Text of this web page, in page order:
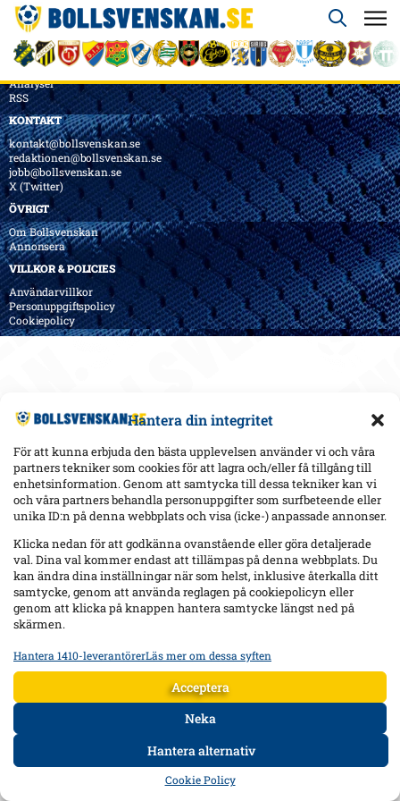
Hantera din integritet
För att kunna erbjuda den bästa upplevelsen använder vi och våra
partners tekniker som cookies för att lagra och/eller få tillgång till
enhetsinformation. Genom att samtycka till dessa tekniker kan vi
och våra partners behandla personuppgifter som surfbeteende eller
unika ID:n på denna webbplats och visa (icke-) anpassade annonser.
Klicka nedan för att godkänna ovanstående eller göra detaljerade
val. Dina val kommer endast att tillämpas på denna webbplats. Du
kan ändra dina inställningar när som helst, inklusive återkalla ditt
samtycke, genom att använda reglagen på cookiepolicyn eller
genom att klicka på knappen hantera samtycke längst ned på
skärmen.
Statistik
Lagra och/eller få åtkomst till information på en enhet, Mäta
reklamprestanda, Mäta innehållsprestanda, Förstå målgrupper
genom statistik eller kombinationer av data från olika källor.
Lagra och/eller få åtkomst till information på en enhet,
Hantera 1410-leverantörerLäs mer om dessa syften
Acceptera
Neka
Hantera alternativ
Cookie Policy
ÖVERSIKT
Nyheter & Reportage
Spelarbetyg
Analyser
RSS
KONTAKT
kontakt@bollsvenskan.se
redaktionen@bollsvenskan.se
jobb@bollsvenskan.se
X (Twitter)
ÖVRIGT
Om Bollsvenskan
Annonsera
VILLKOR & POLICIES
Användarvillkor
Personuppgiftspolicy
Cookiepolicy
FORUM